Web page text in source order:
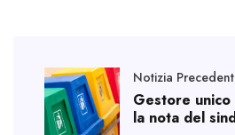
Notizia
Gestore
la nota del